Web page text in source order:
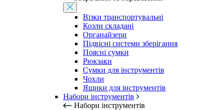
Візки транспортувальні
Козли складані
Органайзери
Підвісні системи зберігання
Поясні сумки
Рюкзаки
Сумки для інструментів
Чохли
Ящики для інструментів
Набори інструментів
Набори інструментів